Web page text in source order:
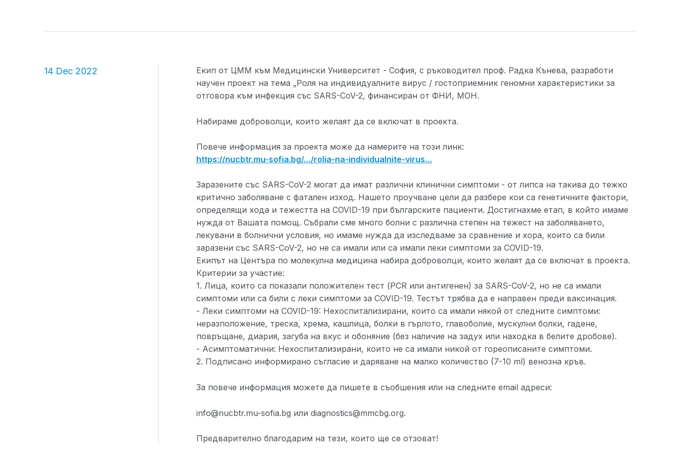
14 Dec 2022
Екип от ЦММ към Медицински Университет - София, с ръководител проф. Радка Кънева, разработи
научен проект на тема „Роля на индивидуалните вирус / гостоприемник геномни характеристики за
отговора към инфекция със SARS-CoV-2, финансиран от ФНИ, МОН.
Набираме доброволци, които желаят да се включат в проекта.
Повече информация за проекта може да намерите на този линк:
https://nucbtr.mu-sofia.bg/…/rolia-na-individualnite-virus…
Заразените със SARS-CoV-2 могат да имат различни клинични симптоми - от липса на такива до тежко
критично заболяване с фатален изход. Нашето проучване цели да разбере кои са генетичните фактори,
определящи хода и тежестта на COVID-19 при българските пациенти. Достигнахме етап, в който имаме
нужда от Вашата помощ. Събрали сме много болни с различна степен на тежест на заболяването,
лекувани в болнични условия, но имаме нужда да изследваме за сравнение и хора, които са били
заразени със SARS-CoV-2, но не са имали или са имали леки симптоми за COVID-19.
Екипът на Центъра по молекулна медицина набира доброволци, които желаят да се включат в проекта.
Критерии за участие:
1. Лица, които са показали положителен тест (PCR или антигенен) за SARS-CoV-2, но не са имали
симптоми или са били с леки симптоми за COVID-19. Тестът трябва да е направен преди ваксинация.
- Леки симптоми на COVID-19: Нехоспитализирани, които са имали някой от следните симптоми:
неразположение, треска, хрема, кашлица, болки в гърлото, главоболие, мускулни болки, гадене,
повръщане, диария, загуба на вкус и обоняние (без наличие на задух или находка в белите дробове).
- Асимптоматични: Нехоспитализирани, които не са имали никой от гореописаните симптоми.
2. Подписано информирано съгласие и даряване на малко количество (7-10 ml) венозна кръв.
За повече информация можете да пишете в съобшения или на следните email адреси:
info@nucbtr.mu-sofia.bg или diagnostics@mmcbg.org.
Предварително благодарим на тези, които ще се отзоват!